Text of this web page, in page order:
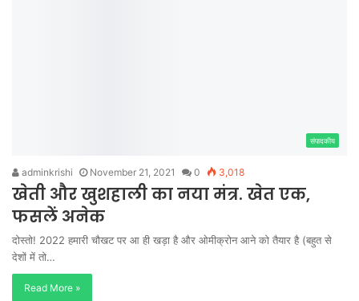
संपादकीय
adminkrishi November 21, 2021 0 3,018
खेती और खुशहाली का नया मंत्र. खेत एक,
फसलें अनेक
दोस्तो! 2022 हमारी चौखट पर आ ही खड़ा है और ओमीक्रोन आने को तैयार है (बहुत से
देशों में तो…
Read More »